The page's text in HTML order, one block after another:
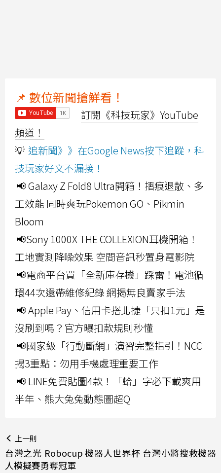
📌 數位新聞搶鮮看！
訂閱《科技玩家》YouTube
頻道！
💡 追新聞》》在Google News按下追蹤，科
技玩家好文不漏接！
📢 Galaxy Z Fold8 Ultra開箱！摺痕退散、多
工效能 同時爽玩Pokemon GO、Pikmin
Bloom
📢Sony 1000X THE COLLEXION耳機開箱！
工地實測降噪效果 空間音訊秒置身電影院
📢電商平台買「全新庫存機」踩雷！電池循
環44次還帶維修紀錄 網揭無良賣家手法
📢 Apple Pay、信用卡搭北捷「只扣1元」是
沒刷到嗎？官方曝扣款規則秒懂
📢國家級「行動斷網」演習完整指引！NCC
揭3重點：勿用手機處理重要工作
📢 LINE免費貼圖4款！「蛤」字必下載爽用
半年、熊大兔兔動態圖超Q
上一則
台灣之光 Robocup 機器人世界杯 台灣小將搜救機器
人模擬賽勇奪冠軍